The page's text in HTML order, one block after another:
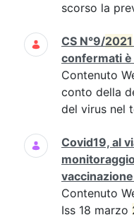
scorso la
CS N°9/2021
confermati è
Contenuto
conto della
del virus nel
Covid19, al
Contenuto
Iss 18 marzo